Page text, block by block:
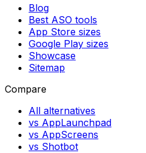
Blog
Best ASO tools
App Store sizes
Google Play sizes
Showcase
Sitemap
Compare
All alternatives
vs AppLaunchpad
vs AppScreens
vs Shotbot